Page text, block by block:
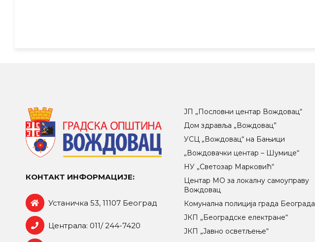
КОНТАКТ ИНФОРМАЦИЈЕ:
Устаничка 53, 11107 Београд
Централа: 011/ 244-7420
ЈП „Пословни центар Вождовац“
Дом здравља „Вождовац”
УСЦ „Вождовац“ на Бањици
„Вождовачки центар – Шумице“
НУ „Светозар Марковић“
Центар МO за локалну самоуправу
Вождовац
Комунална полиција града Београда
ЈКП „Београдске електране“
ЈКП „Јавно осветљење“